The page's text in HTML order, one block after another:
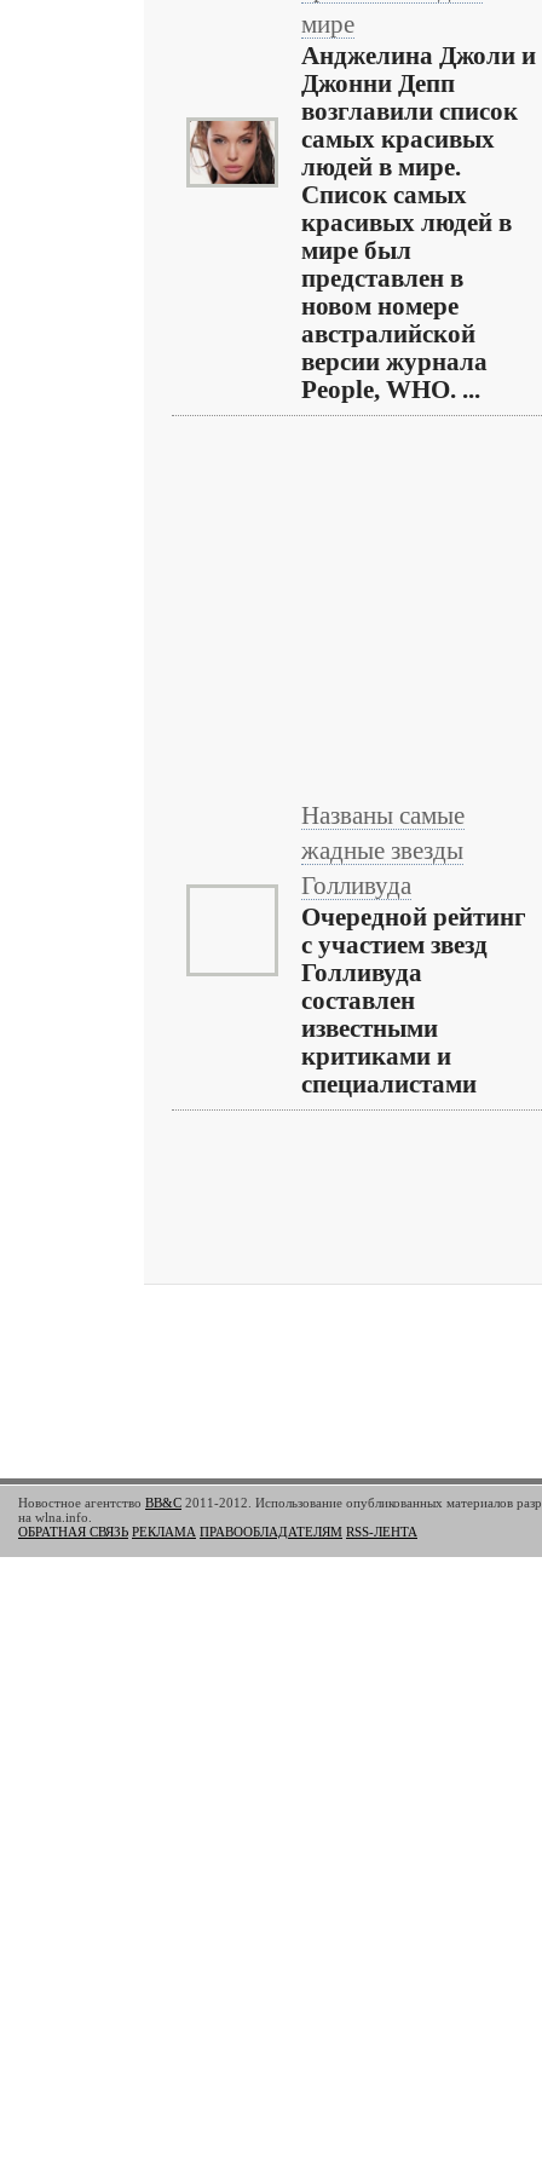
мире
Анджелина Джоли и
Джонни Депп
возглавили список
самых красивых
людей в мире.
Список самых
красивых людей в
мире был
представлен в
новом номере
австралийской
версии журнала
People, WHO. ...
Названы самые
жадные звезды
Голливуда
Очередной рейтинг
с участием звезд
Голливуда
составлен
известными
критиками и
специалистами
Новостное агентство BB&C 2011-2012. Использование опубликованных материалов
на wlna.info.
ОБРАТНАЯ СВЯЗЬ РЕКЛАМА ПРАВООБЛАДАТЕЛЯМ RSS-ЛЕНТА